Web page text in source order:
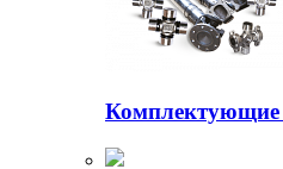
Комплектующие